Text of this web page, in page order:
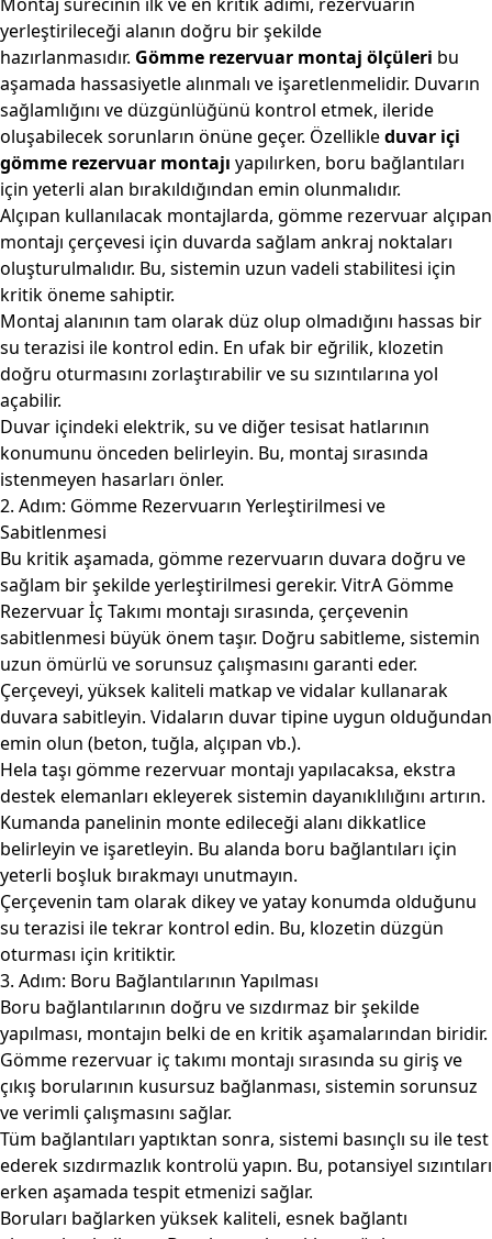
yerleştirileceği alanın doğru bir şekilde
hazırlanmasıdır. Gömme rezervuar montaj ölçüleri bu
aşamada hassasiyetle alınmalı ve işaretlenmelidir. Duvarın
sağlamlığını ve düzgünlüğünü kontrol etmek, ileride
oluşabilecek sorunların önüne geçer. Özellikleduvar içi
gömme rezervuar montajı yapılırken, boru bağlantıları
için yeterli alan bırakıldığından emin olunmalıdır.
Alçıpan kullanılacak montajlarda, gömme rezervuar alçıpan
montajı çerçevesi için duvarda sağlam ankraj noktaları
oluşturulmalıdır. Bu, sistemin uzun vadeli stabilitesi için
kritik öneme sahiptir.
Montaj alanının tam olarak düz olup olmadığını hassas bir
su terazisi ile kontrol edin. En ufak bir eğrilik, klozetin
doğru oturmasını zorlaştırabilir ve su sızıntılarına yol
açabilir.
Duvar içindeki elektrik, su ve diğer tesisat hatlarının
konumunu önceden belirleyin. Bu, montaj sırasında
istenmeyen hasarları önler.
2. Adım: Gömme Rezervuarın Yerleştirilmesi ve
Sabitlenmesi
Bu kritik aşamada, gömme rezervuarın duvara doğru ve
sağlam bir şekilde yerleştirilmesi gerekir. VitrA Gömme
Rezervuar İç Takımı montajı sırasında, çerçevenin
sabitlenmesi büyük önem taşır. Doğru sabitleme, sistemin
uzun ömürlü ve sorunsuz çalışmasını garanti eder.
Çerçeveyi, yüksek kaliteli matkap ve vidalar kullanarak
duvara sabitleyin. Vidaların duvar tipine uygun olduğundan
emin olun (beton, tuğla, alçıpan vb.).
Hela taşı gömme rezervuar montajı yapılacaksa, ekstra
destek elemanları ekleyerek sistemin dayanıklılığını artırın.
Kumanda panelinin monte edileceği alanı dikkatlice
belirleyin ve işaretleyin. Bu alanda boru bağlantıları için
yeterli boşluk bırakmayı unutmayın.
Çerçevenin tam olarak dikey ve yatay konumda olduğunu
su terazisi ile tekrar kontrol edin. Bu, klozetin düzgün
oturması için kritiktir.
3. Adım: Boru Bağlantılarının Yapılması
Boru bağlantılarının doğru ve sızdırmaz bir şekilde
yapılması, montajın belki de en kritik aşamalarından biridir.
Gömme rezervuar iç takımı montajı sırasında su giriş ve
çıkış borularının kusursuz bağlanması, sistemin sorunsuz
ve verimli çalışmasını sağlar.
Tüm bağlantıları yaptıktan sonra, sistemi basınçlı su ile test
ederek sızdırmazlık kontrolü yapın. Bu, potansiyel sızıntıları
erken aşamada tespit etmenizi sağlar.
Boruları bağlarken yüksek kaliteli, esnek bağlantı